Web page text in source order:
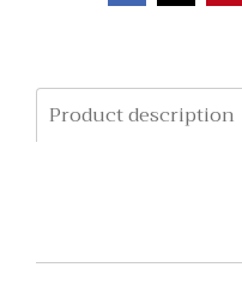
Product description